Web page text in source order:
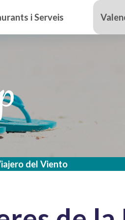
i Serveis
del Viento